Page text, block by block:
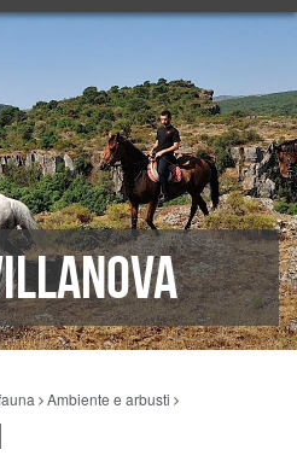
Ambiente e arbusti